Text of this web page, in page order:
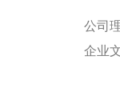
公司
企业